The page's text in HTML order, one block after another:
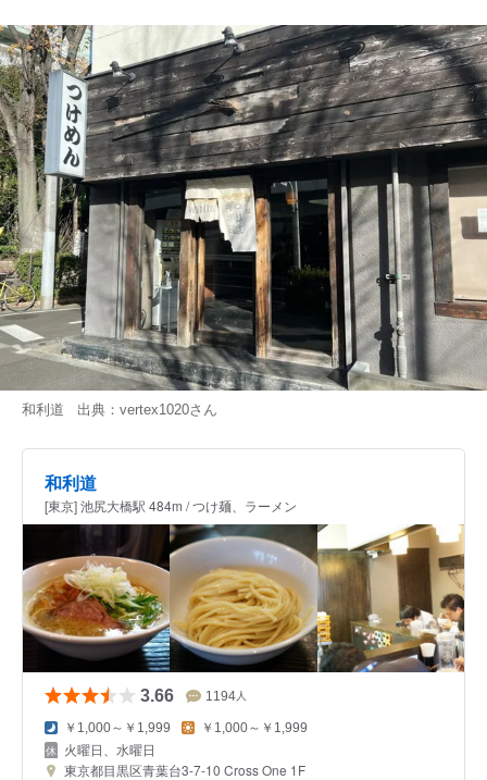
和利道 出典： vertex1020さん
和利道
[東京] 池尻大橋駅 484m / つけ麺、ラーメン
3.66 1194 人
￥1,000～￥1,999 ￥1,000～￥1,999
火曜日、水曜日
東京都目黒区青葉台3-7-10 Cross One 1F